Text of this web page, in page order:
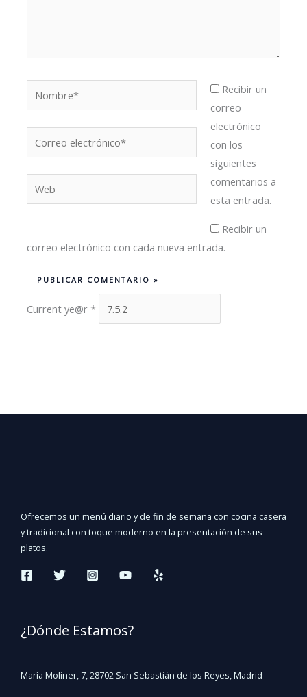
Nombre*
electrónico*
Recibir un
correo
electrónico
con los
siguientes
comentarios a
esta entrada.
Recibir un
correo electrónico con cada nueva entrada.
Current ye@r*
Ofrecemos un menú diario y de fin de semana con cocina casera
y tradicional con toque moderno en la presentación de sus
platos.
¿Dónde Estamos?
María Moliner, 7, 28702 San Sebastián de los Reyes, Madrid